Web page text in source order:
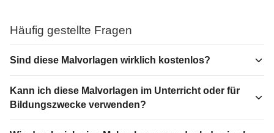
Häufig gestellte Fragen
Sind diese Malvorlagen wirklich kostenlos?
Kann ich diese Malvorlagen im Unterricht oder für
Bildungszwecke verwenden?